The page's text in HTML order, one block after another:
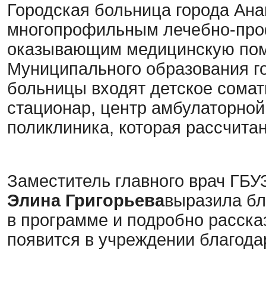
Городская больница города
многопрофильным лечебно-
оказывающим медицинскую
Муниципального образования
больницы входят детское
стационар, центр
поликлиника, которая
Заместитель главного врач
Элина Григорьевавыразила
в программе и подробно
появится в учреждении